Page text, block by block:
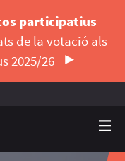
participatius
de la votació als
2025/26